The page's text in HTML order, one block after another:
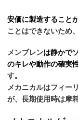
安価に製造すること
ことはできないため
メンブレンは静かで
のキレや動作の確実
す。
メカニカルはフィー
が、長期使用時は摩